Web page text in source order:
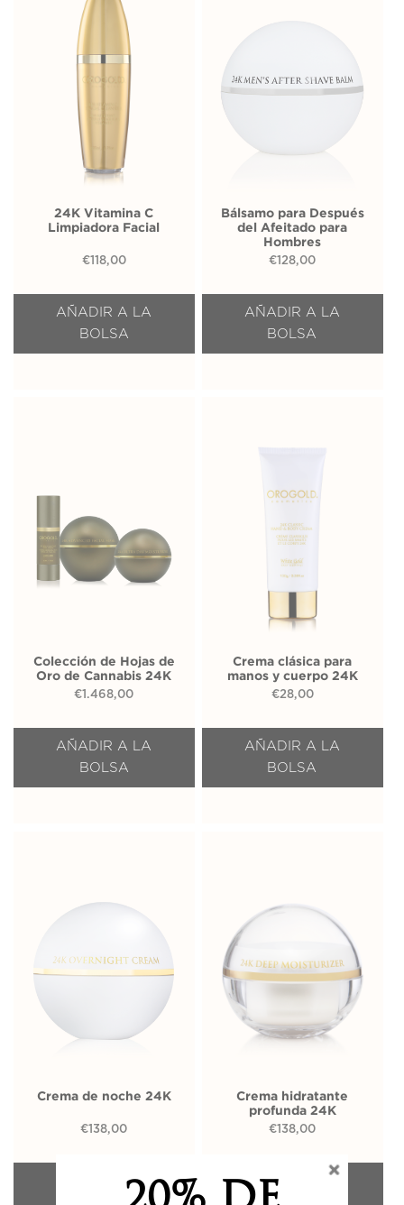
24K Vitamina C
Limpiadora Facial
€118,00
AÑADIR A LA
BOLSA
Bálsamo para Después
del Afeitado para
Hombres
€ 128,00
AÑADIR A LA
BOLSA
Colección de Hojas de
Oro de Cannabis 24K
€ 1.468,00
AÑADIR A LA
BOLSA
Crema clásica para
manos y cuerpo 24K
€28,00
AÑADIR A LA
BOLSA
Crema de noche 24K
€138,00
AÑADIR A LA
Crema hidratante
profunda 24K
€138,00
AÑADIR A LA